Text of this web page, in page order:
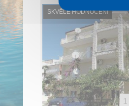
SKVĚLÉ HODNOCENÍ